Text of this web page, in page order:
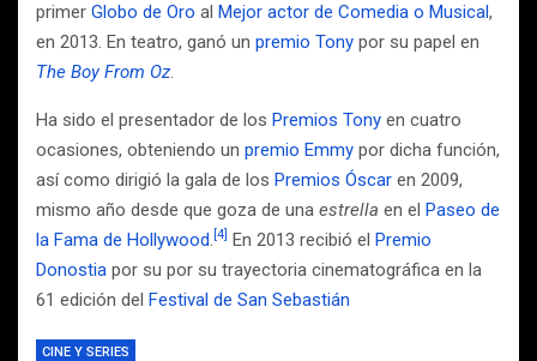
primer Globo de Oro al Mejor actor de Comedia o Musical,
en 2013. En teatro, ganó un premio Tony por su papel en
The Boy From Oz.
Ha sido el presentador de los Premios Tony en cuatro
ocasiones, obteniendo un premio Emmy por dicha función,
así como dirigió la gala de los Premios Óscar en 2009,
mismo año desde que goza de una estrella en el Paseo de
la Fama de Hollywood. [4] En 2013 recibió el Premio
Donostia por su por su trayectoria cinematográfica en la
61 edición del Festival de San Sebastián
CINE Y SERIES